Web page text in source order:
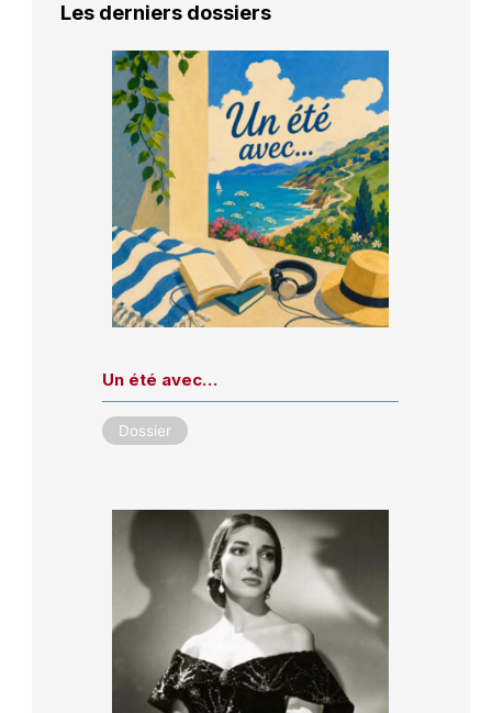
Les derniers dossiers
Un été avec…
Dossier